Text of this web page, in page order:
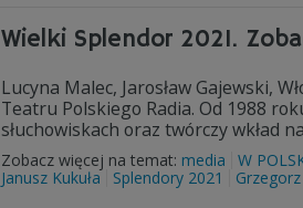
Wielki Splendor 2021.
Lucyna Malec, Jarosław Gajewski,
Teatru Polskiego Radia. Od 1988
słuchowiskach oraz twórczy wkład
Zobacz więcej na temat: media W
Janusz Kukuła
Splendory 2021